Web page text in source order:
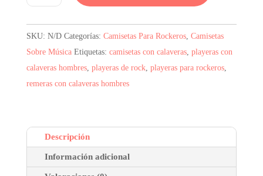
Demasiado
SKU: N/D Categorías: Camisetas Para Rockeros, Camisetas
Sobre Música Etiquetas: camisetas con calaveras, playeras con
calaveras hombres, playeras de rock, playeras para rockeros,
remeras con calaveras hombres
Descripción
Información adicional